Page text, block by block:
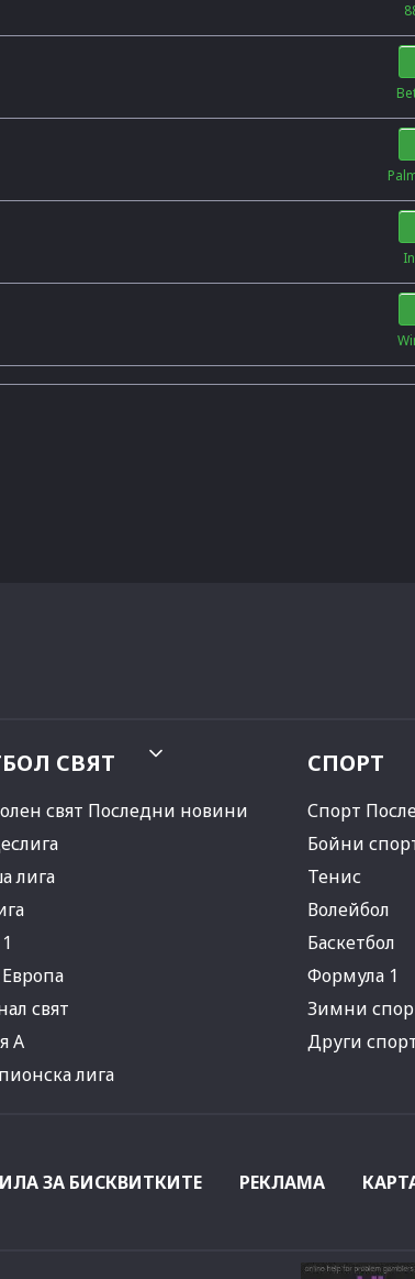
СВЯТ
свят Последни новини
лига
свят
А
лига
СПОРТ
Спорт
Бойни
Тенис
Волейбол
Баскетбол
Формула 1
Зимни
Други
ЗА БИСКВИТКИТЕ РЕКЛАМА